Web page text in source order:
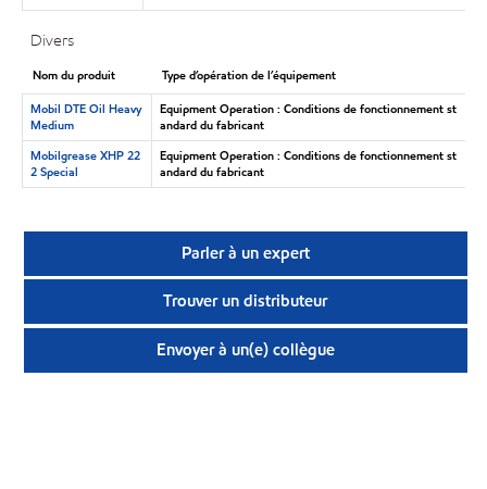
Divers
Nom du produit
Type d’opération de l’équipement
Mobil DTE Oil Heavy
Medium
Equipment Operation : Conditions de fonctionnement st
andard du fabricant
Mobilgrease XHP 22
2 Special
Equipment Operation : Conditions de fonctionnement st
andard du fabricant
Parler à un expert
Trouver un distributeur
Envoyer à un(e) collègue